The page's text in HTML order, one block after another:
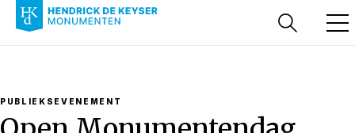
PUBLIEKSEVENEMENT